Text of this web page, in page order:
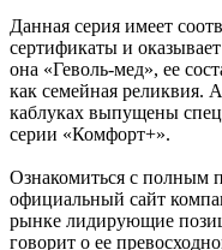
Данная серия имеет
сертификаты и
она «Геволь-мед», ее
как семейная реликвия.
каблуках выпущены
серии «Комфорт+».
Ознакомиться с полным
официальный сайт
рынке лидирующие
говорит о ее